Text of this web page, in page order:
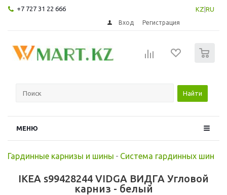
+7 727 31 22 666 KZ RU
Вход Регистрация
Найти
МЕНЮ
Гардинные карнизы и шины - Система гардинных шин
IKEA s99428244 VIDGA ВИДГА Угловой
карниз - белый